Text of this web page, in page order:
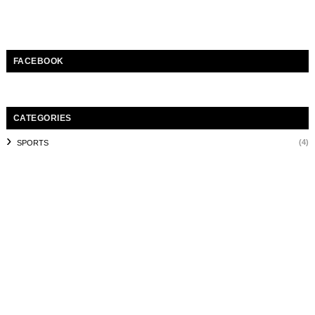
FACEBOOK
CATEGORIES
SPORTS (4)